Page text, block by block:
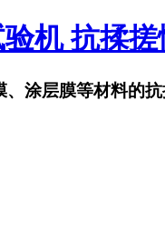
机 抗揉
涂层膜等材料的